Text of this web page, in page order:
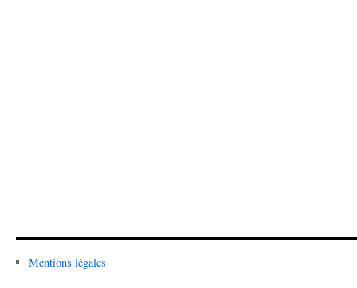
Mentions légales